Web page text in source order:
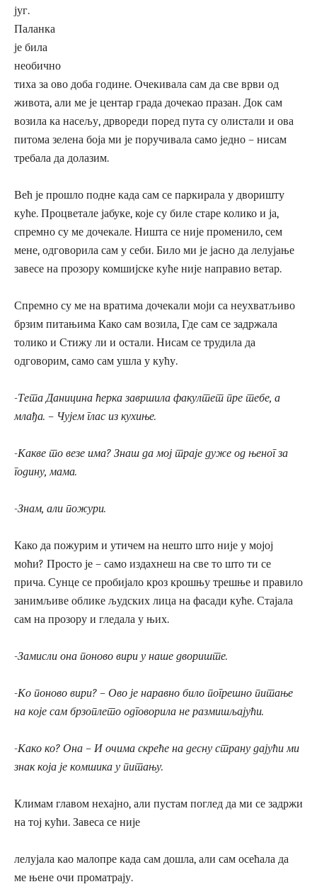
југ.
Паланка
је била
необично
тиха за ово доба године. Очекивала сам да све врви од
живота, али ме је центар града дочекао празан. Док сам
возила ка насељу, дрвореди поред пута су олистали и ова
питома зелена боја ми је поручивала само једно – нисам
требала да долазим.
Већ је прошло подне када сам се паркирала у дворишту
куће. Процветале јабуке, које су биле старе колико и ја,
спремно су ме дочекале. Ништа се није променило, сем
мене, одговорила сам у себи. Било ми је јасно да лелујање
завесе на прозору комшијске куће није направио ветар.
Спремно су ме на вратима дочекали моји са неухватљиво
брзим питањима Како сам возила, Где сам се задржала
толико и Стижу ли и остали. Нисам се трудила да
одговорим, само сам ушла у кућу.
-Тета Даницина ћерка завршила факултет пре тебе, а
млађа. – Чујем глас из кухиње.
-Какве то везе има? Знаш да мој траје дуже од њеног за
годину, мама.
-Знам, али пожури.
Како да пожурим и утичем на нешто што није у мојој
моћи? Просто је – само издахнеш на све то што ти се
прича. Сунце се пробијало кроз крошњу трешње и правило
занимљиве облике људских лица на фасади куће. Стајала
сам на прозору и гледала у њих.
-Замисли она поново вири у наше двориште.
-Ко поново вири? – Ово је наравно било погрешно питање
на које сам брзоплето одговорила не размишљајући.
-Како ко? Она – И очима скреће на десну страну дајући ми
знак која је комшика у питању.
Климам главом нехајно, али пустам поглед да ми се задржи
на тој кући. Завеса се није
лелујала као малопре када сам дошла, али сам осећала да
ме њене очи проматрају.